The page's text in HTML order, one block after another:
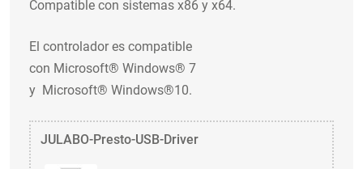
Compatible con sistemas x86 y x64.
El controlador es compatible
con Microsoft® Windows® 7
y Microsoft® Windows®10.
JULABO-Presto-USB-Driver